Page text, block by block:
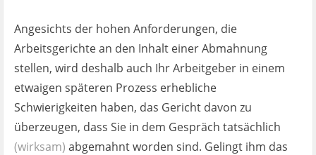
Angesichts der hohen Anforderungen, die
Arbeitsgerichte an den Inhalt einer Abmahnung
stellen, wird deshalb auch Ihr Arbeitgeber in einem
etwaigen späteren Prozess erhebliche
Schwierigkeiten haben, das Gericht davon zu
überzeugen, dass Sie in dem Gespräch tatsächlich
(wirksam) abgemahnt worden sind. Gelingt ihm das